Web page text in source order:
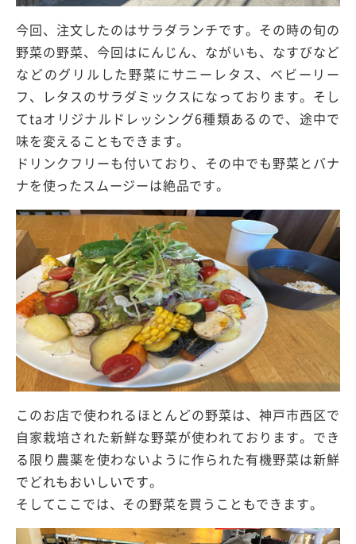
今回、注文したのはサラダランチです。その時の旬の
野菜の野菜、今回はにんじん、ながいも、なすびなど
などのグリルした野菜にサニーレタス、ベビーリー
フ、レタスのサラダミックスになっております。そし
てtaオリジナルドレッシング6種類あるので、途中で
味を変えることもできます。
ドリンクフリーも付いており、その中でも野菜とバナ
ナを使ったスムージーは絶品です。
このお店で使われるほとんどの野菜は、神戸市西区で
自家栽培された新鮮な野菜が使われております。でき
る限り農薬を使わないように作られた有機野菜は新鮮
でどれもおいしいです。
そしてここでは、その野菜を買うこともできます。